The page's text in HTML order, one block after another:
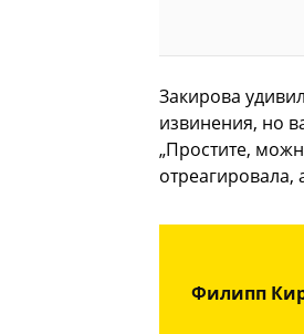
Закирова
извинения, но
„Простите,
отреагировала,
Филипп